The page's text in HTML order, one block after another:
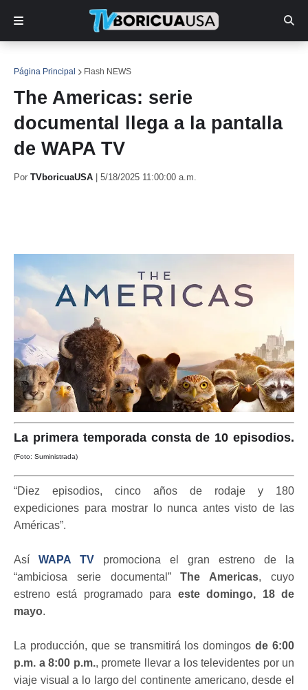
Página Principal Flash NEWS
The Americas: serie
documental llega a la pantalla
de WAPA TV
Por TVboricuaUSA 5/18/2025 11:00:00 a.m.
La primera temporada consta de 10 episodios.
(Foto: Suministrada)
“Diez episodios, cinco años de rodaje y 180
expediciones para mostrar lo nunca antes visto de las
Américas”.
Así WAPA TV promociona el gran estreno de la
“ambiciosa serie documental”The Americas, cuyo
estreno está programado para este domingo, 18 de
mayo.
La producción, que se transmitirá los domingosde 6:00
p.m. a 8:00 p.m., promete llevar a los televidentes por un
viaje visual a lo largo del continente americano, desde el